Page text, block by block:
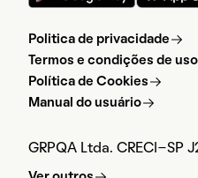
Politica de privacidade
Termos e condições de uso
Política de Cookies
Manual do usuário
GRPQA Ltda. CRECI-SP